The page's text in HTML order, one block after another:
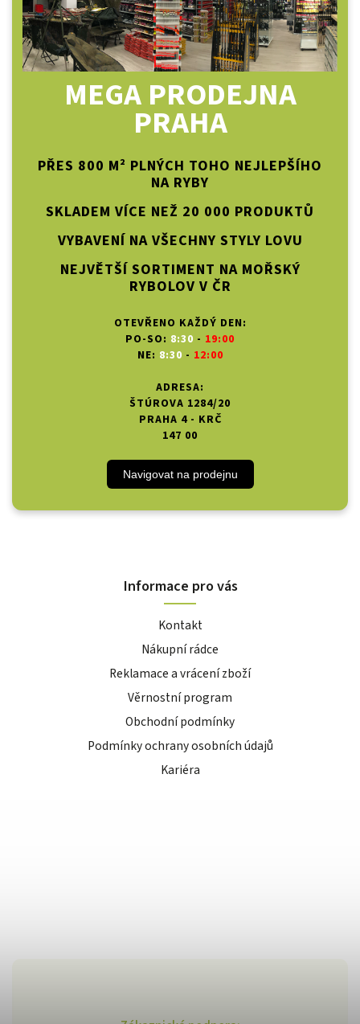
MEGA PRODEJNA
PRAHA
PŘES 800 M² PLNÝCH TOHO NEJLEPŠÍHO
NA RYBY
SKLADEM VÍCE NEŽ 20 000 PRODUKTŮ
VYBAVENÍ NA VŠECHNY STYLY LOVU
NEJVĚTŠÍ SORTIMENT NA MOŘSKÝ
RYBOLOV V ČR
OTEVŘENO KAŽDÝ DEN:
PO-SO: 8:30 - 19:00
NE: 8:30 - 12:00
ADRESA:
ŠTÚROVA 1284/20
PRAHA 4 - KRČ
147 00
Navigovat na prodejnu
Informace pro vás
Kontakt
Nákupní rádce
Reklamace a vrácení zboží
Věrnostní program
Obchodní podmínky
Podmínky ochrany osobních údajů
Kariéra